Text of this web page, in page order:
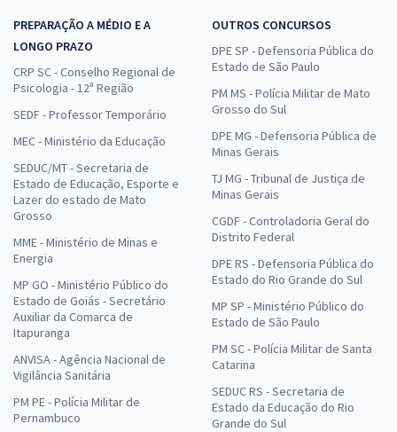
PREPARAÇÃO A MÉDIO E A
LONGO PRAZO
CRP SC - Conselho Regional de
Psicologia - 12ª Região
SEDF - Professor Temporário
MEC - Ministério da Educação
SEDUC/MT - Secretaria de
Estado de Educação, Esporte e
Lazer do estado de Mato
Grosso
MME - Ministério de Minas e
Energia
MP GO - Ministério Público do
Estado de Goiás - Secretário
Auxiliar da Comarca de
Itapuranga
ANVISA - Agência Nacional de
Vigilância Sanitária
PM PE - Polícia Militar de
Pernambuco
OUTROS CONCURSOS
DPE SP - Defensoria Pública do
Estado de São Paulo
PM MS - Polícia Militar de Mato
Grosso do Sul
DPE MG - Defensoria Pública de
Minas Gerais
TJ MG - Tribunal de Justiça de
Minas Gerais
CGDF - Controladoria Geral do
Distrito Federal
DPE RS - Defensoria Pública do
Estado do Rio Grande do Sul
MP SP - Ministério Público do
Estado de São Paulo
PM SC - Polícia Militar de Santa
Catarina
SEDUC RS - Secretaria de
Estado da Educação do Rio
Grande do Sul